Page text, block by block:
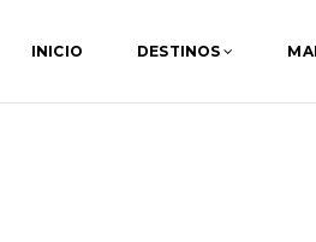
INICIO DESTINOS